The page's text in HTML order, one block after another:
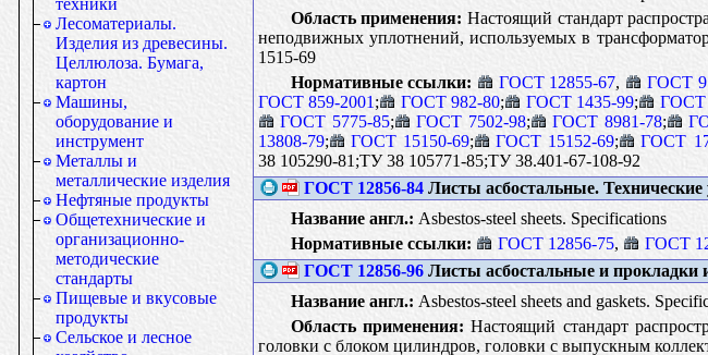
техники
Лесоматериалы.
Изделия из древесины.
Целлюлоза. Бумага,
картон
Машины,
оборудование и
инструмент
Металлы и
металлические изделия
Нефтяные продукты
Общетехнические и
организационно-
методические
стандарты
Пищевые и вкусовые
продукты
Сельское и лесное
Область применения: Настоящий стандарт
неподвижных уплотнений, используемых в
1515-69
Нормативные ссылки:
ГОСТ 12855-67, ГОСТ
ГОСТ 859-2001 ; ГОСТ 982-80; ГОСТ 1435-99; ГОСТ
ГОСТ 5775-85; ГОСТ 7502-98; ГОСТ 8981-78;
13808-79; ГОСТ 15150-69; ГОСТ 15152-69; ГОСТ
38 105290-81;ТУ 38 105771-85;ТУ 38.401-67-108-92
ГОСТ 12856-84Листы асбостальные. Технические
Название англ.: Asbestos-steel sheets. Specifications
Нормативные ссылки:
ГОСТ 12856-75,
ГОСТ
ГОСТ 12856-96Листы асбостальные и прокладки
Название англ.: Asbestos-steel sheets and gaskets.
Область применения: Настоящий стандарт
головки с блоком цилиндров, головки с выпускным